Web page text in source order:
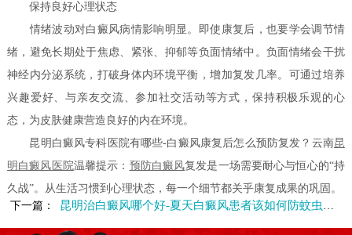
保持良好心理状态
情绪波动对白癜风病情影响明显。即使康复后，也要学会调节情
绪，避免长期处于焦虑、紧张、抑郁等负面情绪中。负面情绪会干扰
神经内分泌系统，打破身体内环境平衡，增加复发几率。可通过培养
兴趣爱好、与亲友交流、参加社交活动等方式，保持积极乐观的心
态，为皮肤健康营造良好的内在环境。
昆明白癜风专科医院有哪些-白癜风康复后怎么预防复发？云南昆
明白癜风医院温馨提示： 预防白癜风复发是一场需要耐心与恒心的“持
久战”。从生活习惯到心理状态，每一个细节都关乎康复成果的巩固。
下一篇：
昆明治白癜风哪个好-夏天白癜风患者该如何防蚊虫叮咬